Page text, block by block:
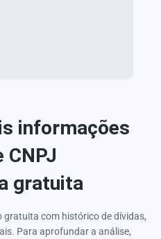
informações
CNPJ
gratuita
gratuita com histórico de dívidas,
Para aprofundar a análise,